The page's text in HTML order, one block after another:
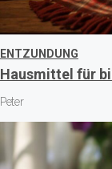
ENTZUNDUNG
Hausmittel für
Peter